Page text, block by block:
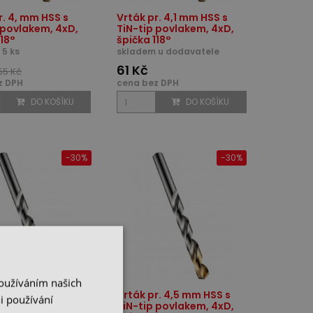
4, mm HSS s
4xD,
ks
Kč
DPH
DO KOŠÍKU
Vrták pr. 4,1 mm HSS s
TiN-tip povlakem, 4xD,
špička 118°
skladem u dodavatele
61 Kč
cena bez DPH
DO KOŠÍKU
mm HSS s
4xD,
-30%
Vrták pr. 4,5 mm HSS s
TiN-tip povlakem, 4xD,
-30%
našich
používání